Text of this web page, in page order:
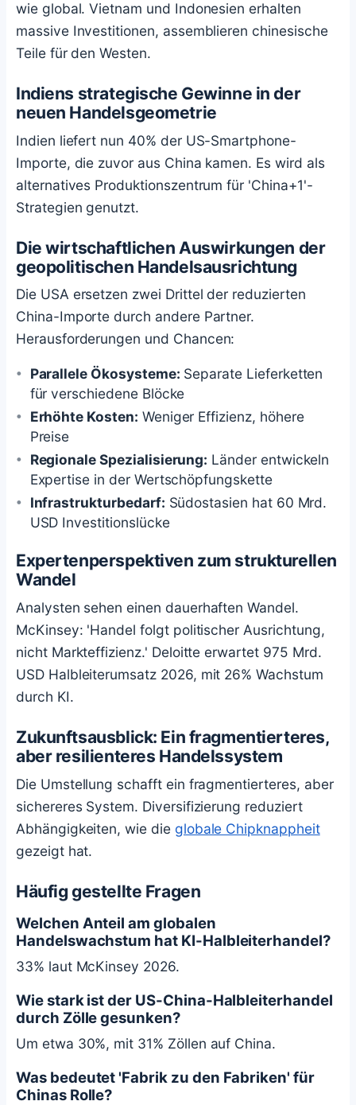
wie global. Vietnam und Indonesien erhalten
massive Investitionen, assemblieren chinesische
Teile für den Westen.
Indiens strategische Gewinne in der
neuen Handelsgeometrie
Indien liefert nun 40% der US-Smartphone-
Importe, die zuvor aus China kamen. Es wird als
alternatives Produktionszentrum für 'China+1'-
Strategien genutzt.
Die wirtschaftlichen Auswirkungen der
geopolitischen Handelsausrichtung
Die USA ersetzen zwei Drittel der reduzierten
China-Importe durch andere Partner.
Herausforderungen und Chancen:
Parallele Ökosysteme: Separate Lieferketten
für verschiedene Blöcke
Erhöhte Kosten: Weniger Effizienz, höhere
Preise
Regionale Spezialisierung: Länder entwickeln
Expertise in der Wertschöpfungskette
Infrastrukturbedarf: Südostasien hat 60 Mrd.
USD Investitionslücke
Expertenperspektiven zum strukturellen
Wandel
Analysten sehen einen dauerhaften Wandel.
McKinsey: 'Handel folgt politischer Ausrichtung,
nicht Markteffizienz.' Deloitte erwartet 975 Mrd.
USD Halbleiterumsatz 2026, mit 26% Wachstum
durch KI.
Zukunftsausblick: Ein fragmentierteres,
aber resilienteres Handelssystem
Die Umstellung schafft ein fragmentierteres, aber
sichereres System. Diversifizierung reduziert
Abhängigkeiten, wie die globale Chipknappheit
gezeigt hat.
Häufig gestellte Fragen
Welchen Anteil am globalen
Handelswachstum hat KI-Halbleiterhandel?
33% laut McKinsey 2026.
Wie stark ist der US-China-Halbleiterhandel
durch Zölle gesunken?
Um etwa 30%, mit 31% Zöllen auf China.
Was bedeutet 'Fabrik zu den Fabriken' für
Chinas Rolle?